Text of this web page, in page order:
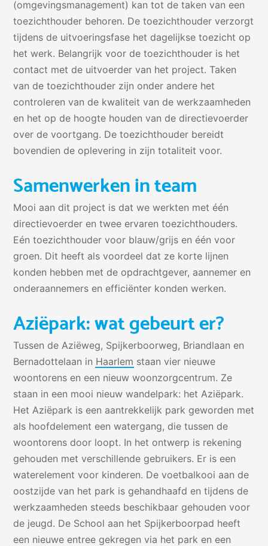
(omgevingsmanagement) kan tot de taken van een
toezichthouder behoren. De toezichthouder verzorgt
tijdens de uitvoeringsfase het dagelijkse toezicht op
het werk. Belangrijk voor de toezichthouder is het
contact met de uitvoerder van het project. Taken
van de toezichthouder zijn onder andere het
controleren van de kwaliteit van de werkzaamheden
en het op de hoogte houden van de directievoerder
over de voortgang. De toezichthouder bereidt
bovendien de oplevering in zijn totaliteit voor.
Samenwerken in team
Mooi aan dit project is dat we werkten met één
directievoerder en twee ervaren toezichthouders.
Eén toezichthouder voor blauw/grijs en één voor
groen. Dit heeft als voordeel dat ze korte lijnen
konden hebben met de opdrachtgever, aannemer en
onderaannemers en efficiënter konden werken.
Aziëpark: wat gebeurt er?
Tussen de Aziëweg, Spijkerboorweg, Briandlaan en
Bernadottelaan in Haarlem staan vier nieuwe
woontorens en een nieuw woonzorgcentrum. Ze
staan in een mooi nieuw wandelpark: het Aziëpark.
Het Aziëpark is een aantrekkelijk park geworden met
als hoofdelement een watergang, die tussen de
woontorens door loopt. In het ontwerp is rekening
gehouden met verschillende gebruikers. Er is een
waterelement voor kinderen. De voetbalkooi aan de
oostzijde van het park is gehandhaafd en tijdens de
werkzaamheden steeds beschikbaar gehouden voor
de jeugd. De School aan het Spijkerboorpad heeft
een nieuwe entree gekregen via het park en een